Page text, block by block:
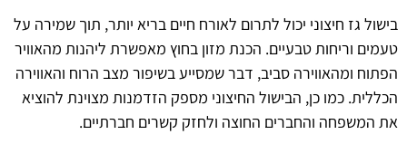
בישול גז חיצוני יכול לתרום לאורח חיים בריא יותר, תוך שמירה על
טעמים וריחות טבעיים. הכנת מזון בחוץ מאפשרת ליהנות מהאוויר
הפתוח ומהאווירה סביב, דבר שמסייע בשיפור מצב הרוח והאווירה
הכללית. כמו כן, הבישול החיצוני מספק הזדמנות מצוינת להוציא
את המשפחה והחברים החוצה ולחזק קשרים חברתיים.